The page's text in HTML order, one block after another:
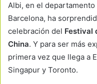
Albi, en el
Barcelona, ha
celebración del Festival
China. Y para ser más
primera vez que llega a
Singapur y Toronto.